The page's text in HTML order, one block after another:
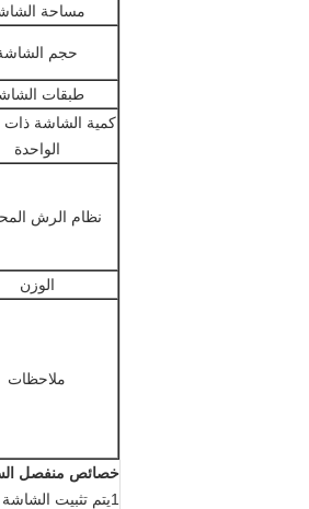
مساحة
حجم
طبقات
كمية الشاشة ذات
الواحدة
نظام الرش
الوزن
ملاحظات
خصائص منفصل
1يتم تثبيت الشاشة بواسطة الكتلة المدمجة. مادة الكتلة المدمجة هي مادة البوليمر العالية.